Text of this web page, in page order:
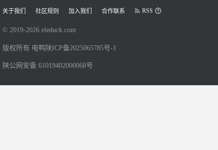
关于我们 社区规则 加入我们 合作联系 RSS
© 2019-2026 eleduck.com
版权所有 电鸭 陕ICP备2025065785号-1
陕公网安备 61019402000068号